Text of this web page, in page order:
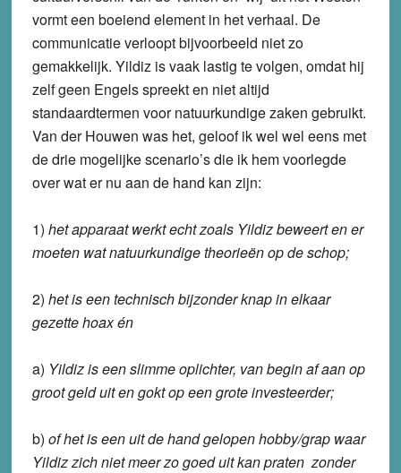
vormt een boeiend element in het verhaal. De
communicatie verloopt bijvoorbeeld niet zo
gemakkelijk. Yildiz is vaak lastig te volgen, omdat hij
zelf geen Engels spreekt en niet altijd
standaardtermen voor natuurkundige zaken gebruikt.
Van der Houwen was het, geloof ik wel wel eens met
de drie mogelijke scenario’s die ik hem voorlegde
over wat er nu aan de hand kan zijn:
1) het apparaat werkt echt zoals Yildiz beweert en er
moeten wat natuurkundige theorieën op de schop;
2) het is een technisch bijzonder knap in elkaar
gezette hoax én
a) Yildiz is een slimme oplichter, van begin af aan op
groot geld uit en gokt op een grote investeerder;
b) of het is een uit de hand gelopen hobby/grap waar
Yildiz zich niet meer zo goed uit kan praten zonder